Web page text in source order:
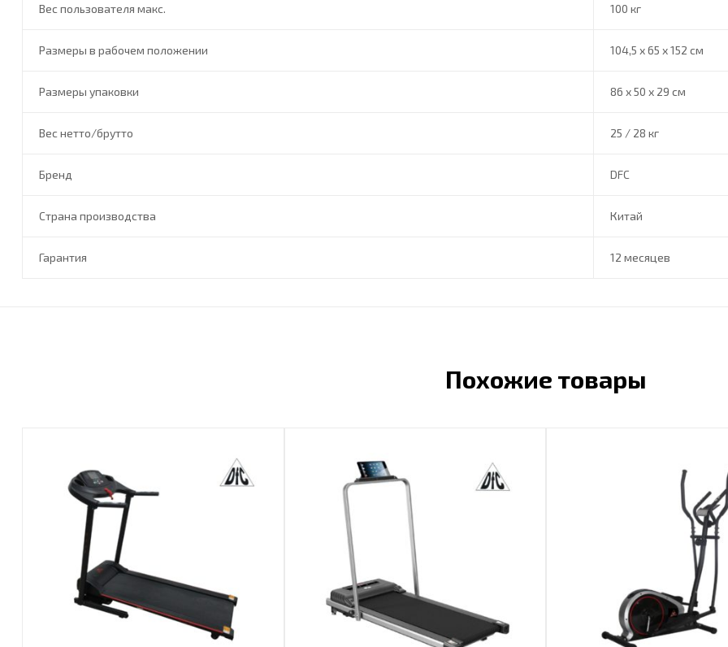
Вес пользователя макс. 100 кг
Размеры в рабочем положении 104,5 х 65 х 152 см
Размеры упаковки 86 х 50 х 29 см
Вес нетто/брутто 25 / 28 кг
Бренд DFC
Страна производства Китай
Гарантия 12 месяцев
Похожие товары